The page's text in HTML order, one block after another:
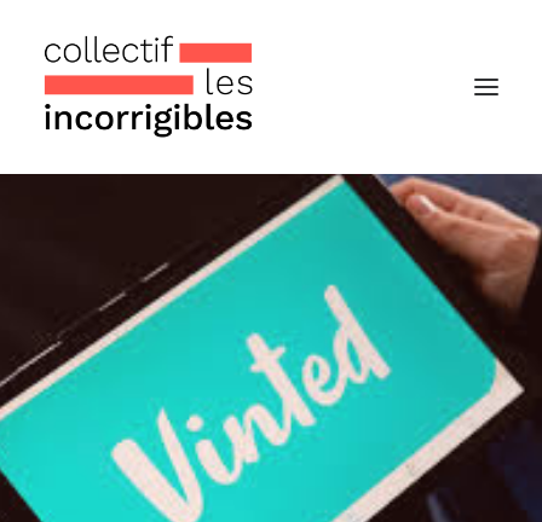
Le collectif
Nos actualités
Notre « Incolettre » mensuelle
Recherche